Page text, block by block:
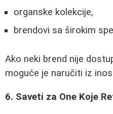
organske kolekcije,
brendovi sa širokim
Ako neki brend nije
moguće je naručiti iz
6. Saveti za One Koje